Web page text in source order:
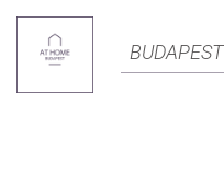
BUDAPEST